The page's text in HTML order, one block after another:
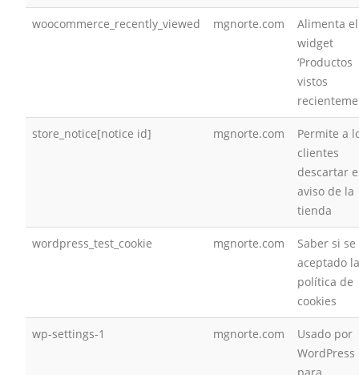
woocommerce_recently_viewed mgnorte.com
Alimenta el
widget
‘Productos
vistos
store_notice[notice id] mgnorte.com
Permite a
clientes
descartar
aviso de la
tienda
wordpress_test_cookie mgnorte.com
Saber si
aceptado la
política de
cookies
wp-settings-1 mgnorte.com
Usado por
WordPress